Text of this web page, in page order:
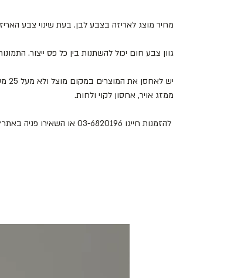
מחיר מוצג לאריזה בצבע לבן. בעת שינוי צבע
גוון צבע חום יכול להשתנות בין כל פס ייצור.
ממזג אויר, אחסון לקוי ולחות.
להזמנות חייגו 03-6820196 או השאירו פניה באתר/וואטסאפ.